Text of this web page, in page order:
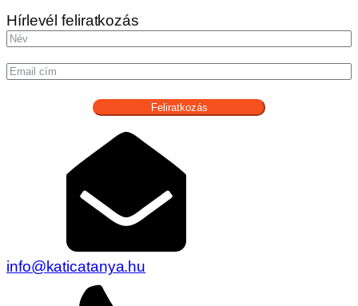
Hírlevél feliratkozás
Feliratkozás
info@katicatanya.hu